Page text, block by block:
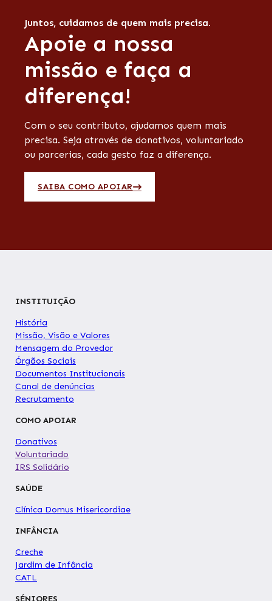
Apoie a nossa
missão e faça a
diferença!
Com o seu contributo, ajudamos quem mais
precisa. Seja através de donativos, voluntariado
ou parcerias, cada gesto faz a diferença.
SAIBA COMO APOIAR
Juntos, cuidamos de quem mais precisa.
INSTITUIÇÃO
História
Missão, Visão e Valores
Mensagem do Provedor
Órgãos Sociais
Documentos Institucionais
Canal de denúncias
Recrutamento
COMO APOIAR
Donativos
Voluntariado
IRS Solidário
SAÚDE
Clínica Domus Misericordiae
INFÂNCIA
Creche
Jardim de Infância
CATL